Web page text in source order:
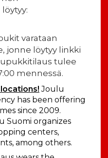
varataan
jonne löytyy linkki
tulee
mennessä.
Joulu
has been offering
since 2009.
Suomi organizes
centers,
among others.